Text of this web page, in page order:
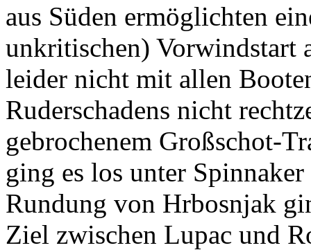
aus Süden ermöglichten
unkritischen) Vorwindstart
leider nicht mit allen
Ruderschadens nicht
gebrochenem Großschot-
ging es los unter
Rundung von Hrbosnjak
Ziel zwischen Lupac und